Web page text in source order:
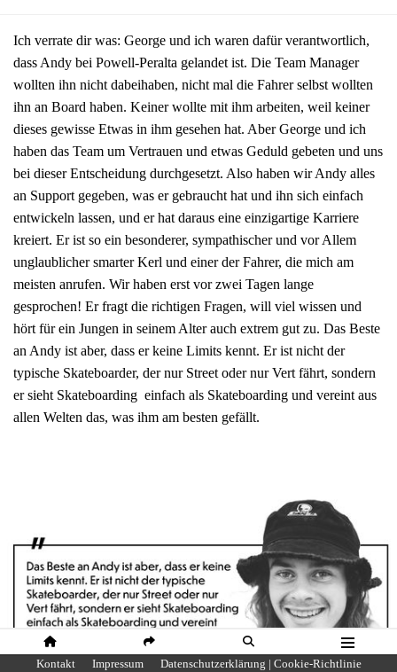
HOME SHARE SUCHE MENÜ
Ich verrate dir was: George und ich waren dafür verantwortlich,
dass Andy bei Powell-Peralta gelandet ist. Die Team Manager
wollten ihn nicht dabeihaben, nicht mal die Fahrer selbst wollten
ihn an Board haben. Keiner wollte mit ihm arbeiten, weil keiner
dieses gewisse Etwas in ihm gesehen hat. Aber George und ich
haben das Team um Vertrauen und etwas Geduld gebeten und uns
bei dieser Entscheidung durchgesetzt. Also haben wir Andy alles
an Support gegeben, was er gebraucht hat und ihn sich einfach
entwickeln lassen, und er hat daraus eine einzigartige Karriere
kreiert. Er ist so ein besonderer, sympathischer und vor Allem
unglaublicher smarter Kerl und einer der Fahrer, die mich am
meisten anrufen. Wir haben erst vor zwei Tagen lange
gesprochen! Er fragt die richtigen Fragen, will viel wissen und
hört für ein Jungen in seinem Alter auch extrem gut zu. Das Beste
an Andy ist aber, dass er keine Limits kennt. Er ist nicht der
typische Skateboarder, der nur Street oder nur Vert fährt, sondern
er sieht Skateboarding einfach als Skateboarding und vereint aus
allen Welten das, was ihm am besten gefällt.
Kontakt Impressum Datenschutzerklärung | Cookie-Richtlinie